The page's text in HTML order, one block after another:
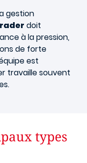
gestion
doit
à la pression,
de forte
est
travaille souvent
types